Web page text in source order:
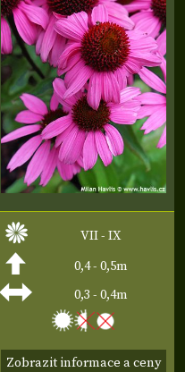
VII - IX
0,4 - 0,5m
0,3 - 0,4m
Zobrazit informace a ceny